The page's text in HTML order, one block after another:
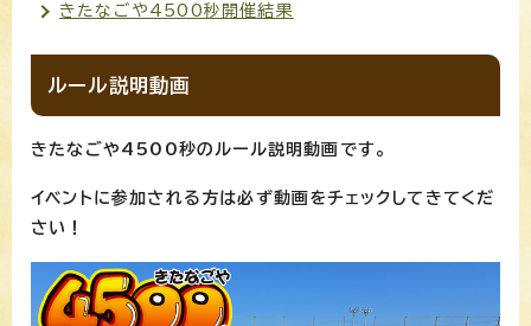
きたなごや4500秒開催結果
ルール説明動画
きたなごや4500秒のルール説明動画です。
イベントに参加される方は必ず動画をチェックしてきてくだ
さい！